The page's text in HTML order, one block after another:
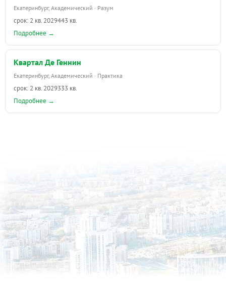
Екатеринбург, Академический · Разум
срок: 2 кв. 2029443 кв.
Подробнее →
Квартал Де Геннин
Екатеринбург, Академический · Практика
срок: 2 кв. 2029333 кв.
Подробнее →